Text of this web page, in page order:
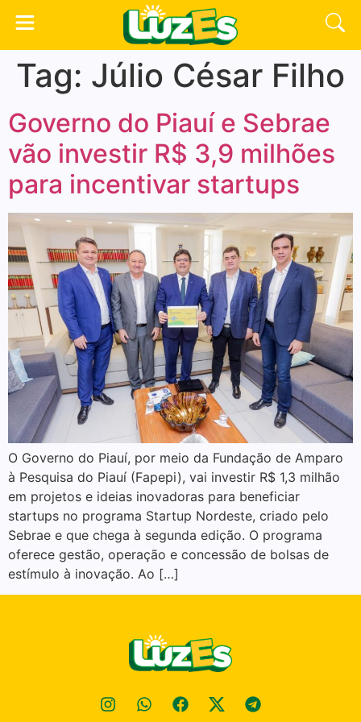
Tag: Júlio César Filho
Governo do Piauí e Sebrae
vão investir R$ 3,9 milhões
para incentivar startups
O Governo do Piauí, por meio da Fundação de Amparo
à Pesquisa do Piauí (Fapepi), vai investir R$ 1,3 milhão
em projetos e ideias inovadoras para beneficiar
startups no programa Startup Nordeste, criado pelo
Sebrae e que chega à segunda edição. O programa
oferece gestão, operação e concessão de bolsas de
estímulo à inovação. Ao […]